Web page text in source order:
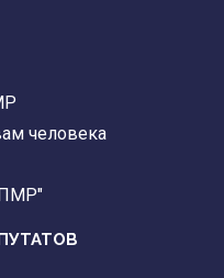
человека
ПМР"